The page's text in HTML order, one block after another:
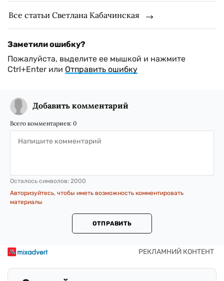
Все статьи Светлана Кабачинская
Заметили ошибку?
Пожалуйста, выделите ее мышкой и нажмите
Ctrl+Enter или Отправить ошибку
Добавить комментарий
Всего комментариев: 0
Осталось символов: 2000
Авторизуйтесь, чтобы иметь возможность комментировать
материалы
ОТПРАВИТЬ